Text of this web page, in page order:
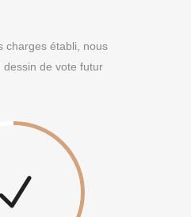
charges établi, nous
de vote futur